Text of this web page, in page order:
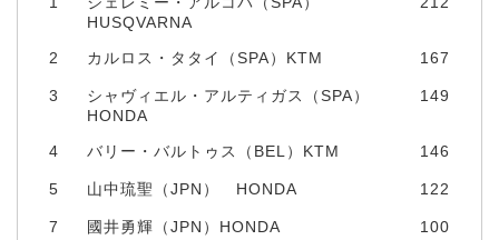
HUSQVARNA
2 カルロス・タタイ（SPA）KTM 167
3
シャヴィエル・アルティガス（SPA）
HONDA
149
4 バリー・バルトゥス（BEL）KTM 146
5 山中琉聖（JPN） HONDA 122
7 國井勇輝（JPN）HONDA 100